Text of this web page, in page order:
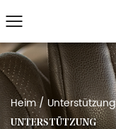
Heim/ Unterstützung
UNTERSTÜTZUNG